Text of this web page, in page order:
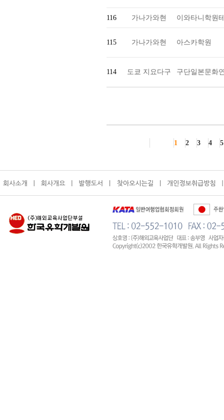
116 가나가와현 이와타니학원
115 가나가와현 아스카학원
114 도쿄 지요다구 구단일본문화
1 2 3 4 5